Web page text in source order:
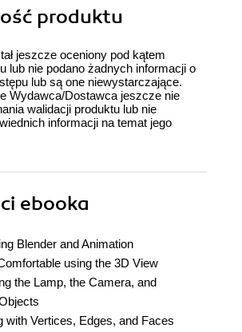
produktu
jeszcze oceniony pod kątem
lub nie podano żadnych informacji o
lub są one niewystarczające.
Wydawca/Dostawca jeszcze nie
walidacji produktu lub nie
informacji na temat jego
ebooka
Blender and Animation
using the 3D View
the Lamp, the Camera, and
with Vertices, Edges, and Faces